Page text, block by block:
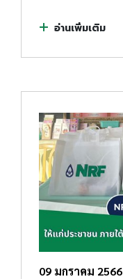
อ่านเพิ่มเติม
09 มกราคม 2566